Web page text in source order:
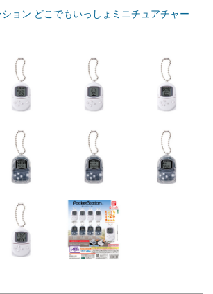
ション どこでもいっしょミニチュアチャー